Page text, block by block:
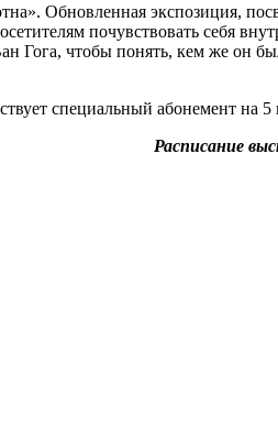
Обновленная экспозиция,
почувствовать себя
Гога, чтобы понять, кем же
специальный абонемент на 5
Расписание